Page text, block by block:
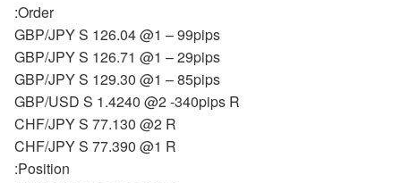
:Order
GBP/JPY S 126.04 @1 – 99pips
GBP/JPY S 126.71 @1 – 29pips
GBP/JPY S 129.30 @1 – 85pips
GBP/USD S 1.4240 @2 -340pips R
CHF/JPY S 77.130 @2 R
CHF/JPY S 77.390 @1 R
:Position